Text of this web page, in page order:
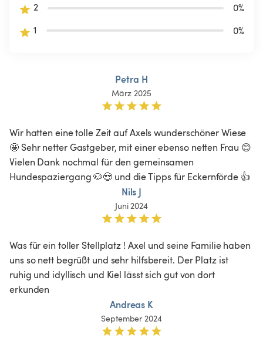
2
0%
1
0%
Petra H
März 2025
Wir hatten eine tolle Zeit auf Axels wunderschöner Wiese
🤩 Sehr netter Gastgeber, mit einer ebenso netten Frau 😊
Vielen Dank nochmal für den gemeinsamen
Hundespaziergang 🐶😍 und die Tipps für Eckernförde 👍
Nils J
Juni 2024
Was für ein toller Stellplatz ! Axel und seine Familie haben
uns so nett begrüßt und sehr hilfsbereit. Der Platz ist
ruhig und idyllisch und Kiel lässt sich gut von dort
erkunden
Andreas K
September 2024